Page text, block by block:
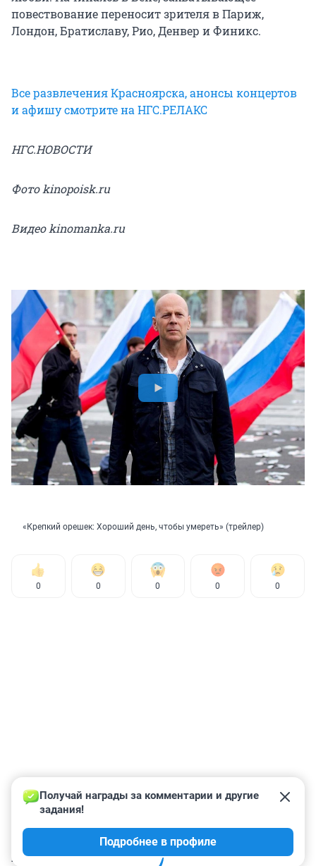
повествование переносит зрителя в Париж,
Лондон, Братиславу, Рио, Денвер и Финикс.
Все развлечения Красноярска, анонсы концертов
и афишу смотрите на НГС.РЕЛАКС
НГС.НОВОСТИ
Фото kinopoisk.ru
Видео kinomanka.ru
«Крепкий орешек: Хороший день, чтобы умереть» (трейлер)
0 0 0 0 0
КОММЕНТАРИИ 2
Получай награды за комментарии и другие
задания!
Подробнее в профиле